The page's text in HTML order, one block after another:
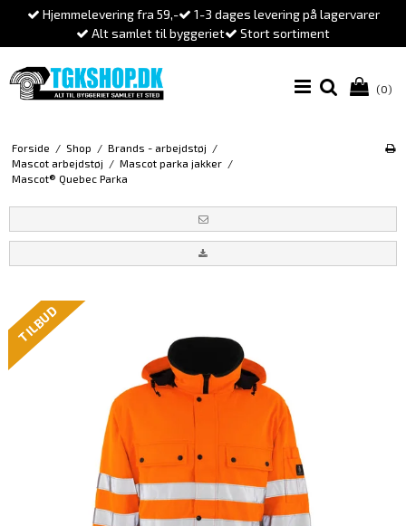
Hjemmelevering fra 59,-
1-3 dages levering på lagervarer
Alt samlet til byggeriet
Stort sortiment
(0)
Forside / Shop / Brands - arbejdstøj /
Mascot arbejdstøj / Mascot parka jakker /
Mascot® Quebec Parka
TILBUD